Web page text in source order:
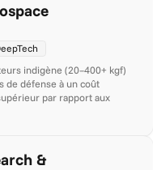
indigène (20–400+ kgf)
de défense à un coût
par rapport aux
&